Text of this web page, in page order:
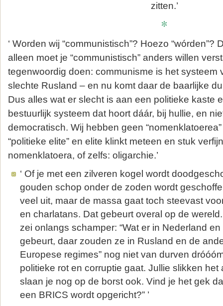
zitten.’
*
‘ Worden wij “communistisch”? Hoezo “wórden”?
alleen moet je “communistisch” anders willen
tegenwoordig doen: communisme is het systeem
slechte Rusland – en nu komt daar de baarlijke
Dus alles wat er slecht is aan een politieke kaste
bestuurlijk systeem dat hoort dáár, bij hullie, en
democratisch. Wij hebben geen
“politieke elite” en elite klinkt meteen en stuk
nomenklatoera, of zelfs: oligarchie.’
‘ Of je met een zilveren kogel wordt
gouden schop onder de zoden wordt
veel uit, maar de massa gaat toch steevast
en charlatans. Dat gebeurt overal op de
zei onlangs schamper: “Wat er in Nederland
gebeurt, daar zouden ze in Rusland en de
Europese regimes” nog niet van durven
politieke rot en corruptie gaat. Jullie slikken het
slaan je nog op de borst ook. Vind je het gek
een BRICS wordt opgericht?” ’